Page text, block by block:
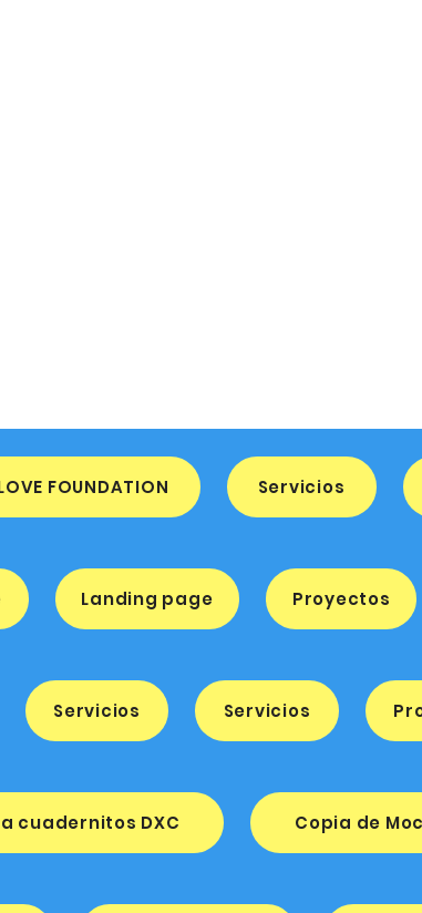
FOUNDATION Servicios
Landing page Proyectos
Servicios Servicios
cuadernitos DXC Copia de